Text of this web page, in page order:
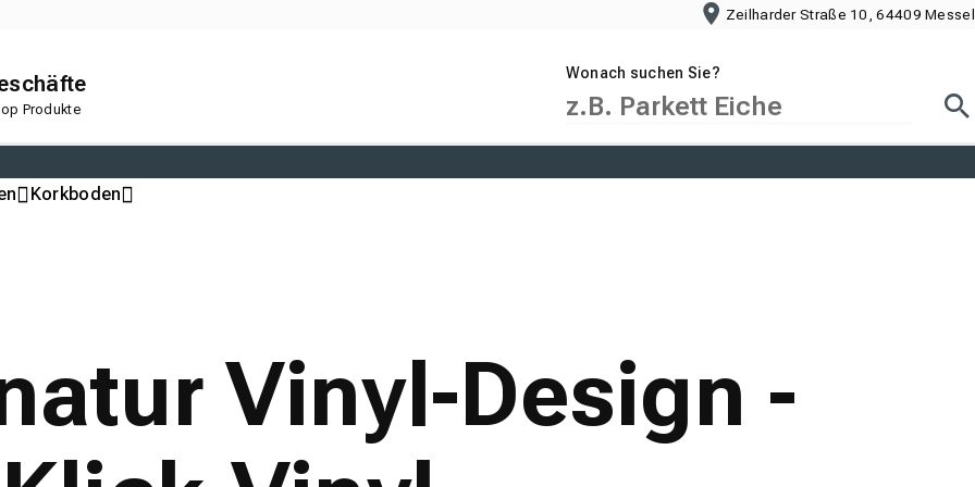
Zeilharder Straße 10, 64409 Messel
Produkte
Wonach suchen Sie?
Korkboden
Vinyl-Design -